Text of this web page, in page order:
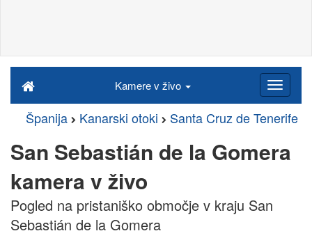
Kamere v živo
Španija Kanarski otoki Santa Cruz de Tenerife
San Sebastián de la Gomera
kamera v živo
Pogled na pristaniško območje v kraju San
Sebastián de la Gomera